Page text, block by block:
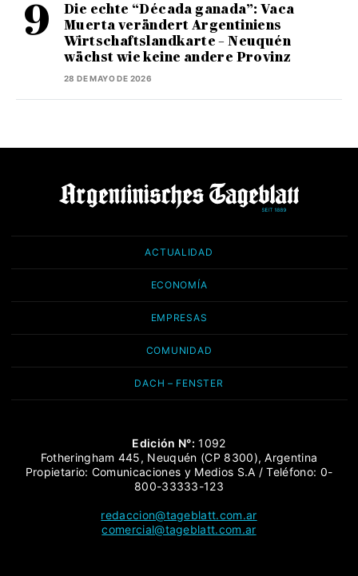
Die echte “Década ganada”: Vaca
Muerta verändert Argentiniens
Wirtschaftslandkarte – Neuquén
wächst wie keine andere Provinz
28 DE MAYO DE 2026
ACTUALIDAD
ECONOMÍA
EMPRESAS
COMUNIDAD
DACH – FENSTER
Edición N°: 1092
Fotheringham 445, Neuquén (CP 8300), Argentina
Propietario: Comunicaciones y Medios S.A / Teléfono: 0-
800-33333-123
redaccion@tageblatt.com.ar
comercial@tageblatt.com.ar